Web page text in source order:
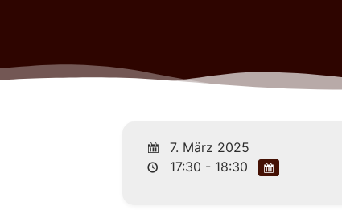
7. März 2025
17:30 - 18:30